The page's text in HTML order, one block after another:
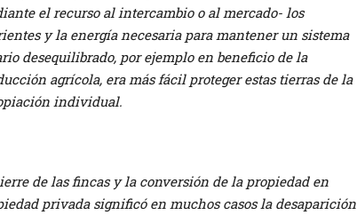
el recurso al intercambio o al mercado- los
y la energía necesaria para mantener un sistema
desequilibrado, por ejemplo en beneficio de la
agrícola, era más fácil proteger estas tierras de la
individual.
de las fincas y la conversión de la propiedad en
privada significó en muchos casos la desaparición